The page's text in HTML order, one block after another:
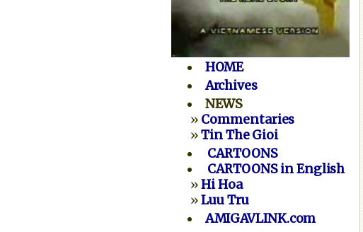
HOME
Archives
NEWS
» Commentaries
»Tin The Gioi
CARTOONS
CARTOONS in English
»Hi Hoa
»Luu Tru
AMIGAVLINK.com